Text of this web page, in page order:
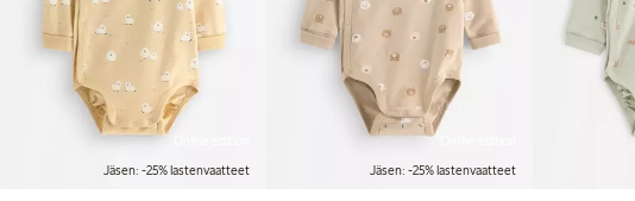
Jäsen: -25% lastenvaatteet
Jäsen: -25% lastenvaatteet